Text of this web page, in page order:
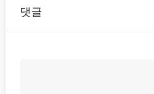
댓글